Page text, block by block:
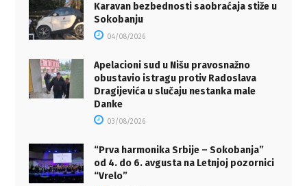
Karavan bezbednosti saobraćaja stiže u
Sokobanju
04/08/2026
Apelacioni sud u Nišu pravosnažno
obustavio istragu protiv Radoslava
Dragijevića u slučaju nestanka male
Danke
03/08/2026
“Prva harmonika Srbije – Sokobanja”
od 4. do 6. avgusta na Letnjoj pozornici
“Vrelo”